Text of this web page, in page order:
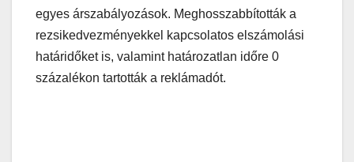
egyes árszabályozások. Meghosszabbították a
rezsikedvezményekkel kapcsolatos elszámolási
határidőket is, valamint határozatlan időre 0
százalékon tartották a reklámadót.